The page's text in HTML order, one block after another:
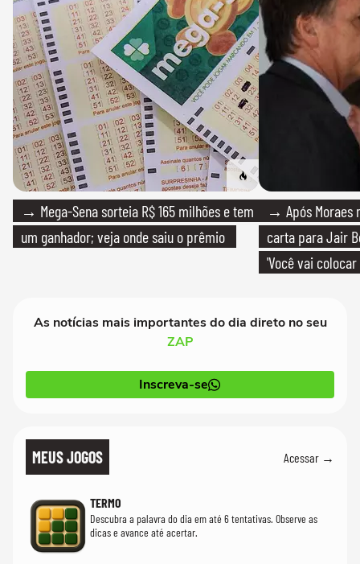
→ Mega-Sena sorteia R$ 165 milhões e tem
um ganhador; veja onde saiu o prêmio
→ Após Moraes
carta para Jair
'Você vai
As notícias mais importantes do dia direto no seu
ZAP
Inscreva-se
MEUS JOGOS Acessar →
TERMO
Descubra a palavra do dia em até 6 tentativas. Observe as
dicas e avance até acertar.